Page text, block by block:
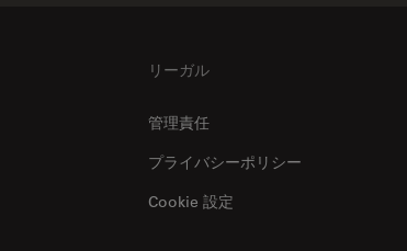
リーガル
管理責任
プライバシーポリシー
Cookie 設定